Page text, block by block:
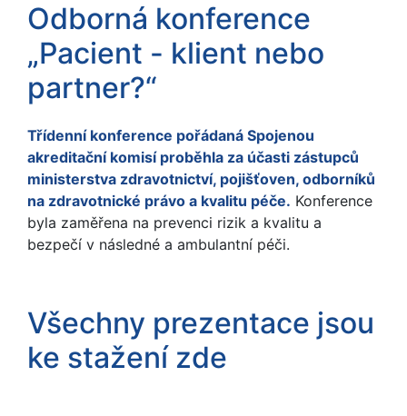
Odborná konference
„Pacient - klient nebo
partner?“
Třídenní konference pořádaná Spojenou
akreditační komisí proběhla za účasti zástupců
ministerstva zdravotnictví, pojišťoven, odborníků
na zdravotnické právo a kvalitu péče. Konference
byla zaměřena na prevenci rizik a kvalitu a
bezpečí v následné a ambulantní péči.
Všechny prezentace jsou
ke stažení zde